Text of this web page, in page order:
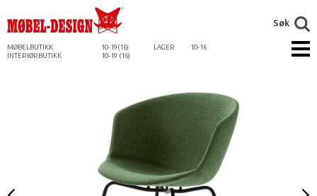
MØBELBUTIKK 10-19(16) LAGER
10-16
INTERIØRBUTIKK
10-19 (16)
Søk